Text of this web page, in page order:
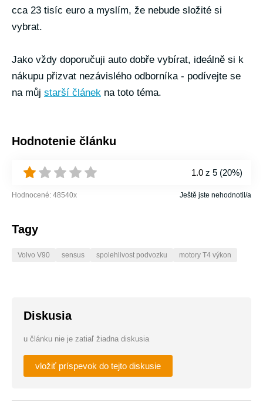
cca 23 tisíc euro a myslím, že nebude složité si
vybrat.
Jako vždy doporučuji auto dobře vybírat, ideálně si k
nákupu přizvat nezávislého odborníka - podívejte se
na můj starší článek na toto téma.
Hodnotenie článku
1.0 z 5 (20%)
Hodnocené: 48540x Ještě jste nehodnotil/a
Tagy
Volvo V90 sensus spolehlivost podvozku motory T4 výkon
Diskusia
u článku nie je zatiaľ žiadna diskusia
vložiť príspevok do tejto diskusie